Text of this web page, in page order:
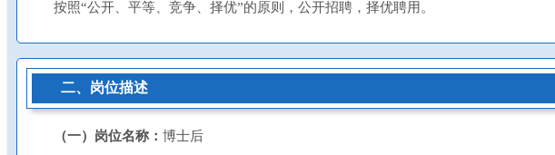
按照“公开、平等、竞争、择优”的原则，公开招聘，择优聘用。
二、岗位描述
（一）岗位名称： 博士后